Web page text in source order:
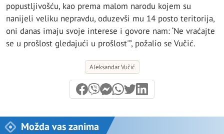
popustljivošću, kao prema malom narodu kojem su
nanijeli veliku nepravdu, oduzevši mu 14 posto teritorija,
oni danas imaju svoje interese i govore nam: ‘Ne vraćajte
se u prošlost gledajući u prošlost'”, požalio se Vučić.
Aleksandar Vučić
Možda vas zanima